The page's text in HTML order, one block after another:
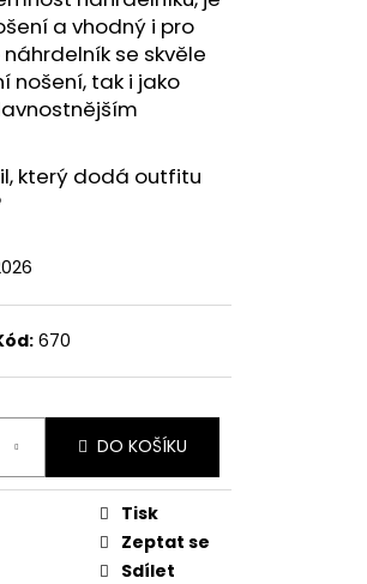
a vhodný i pro
se skvěle
nošení, tak i jako
který dodá outfitu
670
DO KOŠÍKU
Tisk
Zeptat se
Sdílet